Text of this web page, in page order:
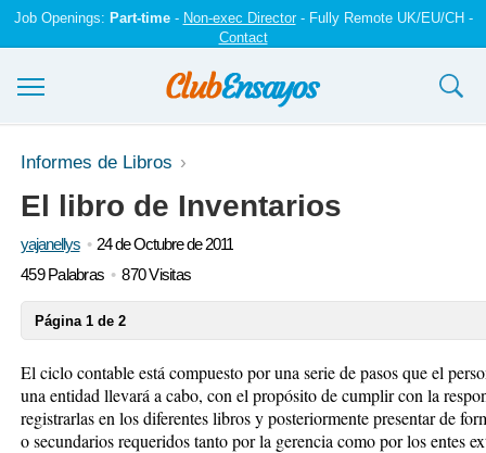
Job Openings: Part-time- Non-exec Director- Fully Remote UK/EU/CH -
Contact
Ensayos y trabajos
Registrarse
Iniciar sesión
Informes de Libros
El libro de Inventarios
yajanellys
24 de Octubre de 2011
459 Palabras
870 Visitas
Página 1 de 2
El ciclo contable está compuesto por una serie de pasos que el
una entidad llevará a cabo, con el propósito de cumplir con la
registrarlas en los diferentes libros y posteriormente presentar de
o secundarios requeridos tanto por la gerencia como por los entes